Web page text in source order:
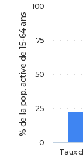
% de la pop. active de 15-64 ans
Taux
0
25
50
75
100